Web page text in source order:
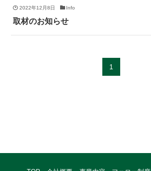
2022年12月8日 Info
取材のお知らせ
1